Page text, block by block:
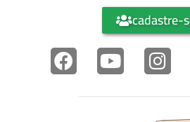
cadastre-